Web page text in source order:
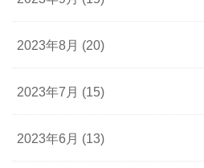
2023年8月 (20)
2023年7月 (15)
2023年6月 (13)